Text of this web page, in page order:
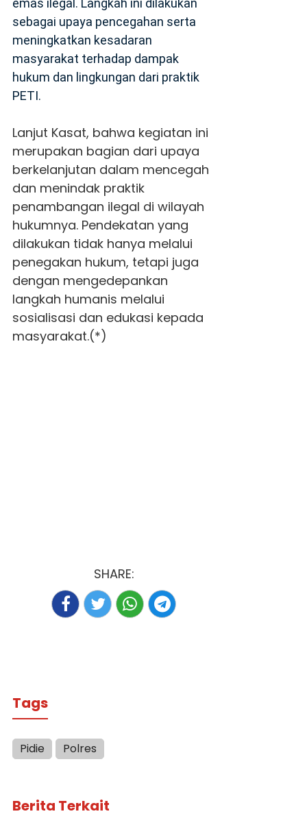
emas ilegal. Langkah ini dilakukan
sebagai upaya pencegahan serta
meningkatkan kesadaran
masyarakat terhadap dampak
hukum dan lingkungan dari praktik
PETI.
‎Lanjut Kasat, bahwa kegiatan ini
merupakan bagian dari upaya
berkelanjutan dalam mencegah
dan menindak praktik
penambangan ilegal di wilayah
hukumnya. Pendekatan yang
dilakukan tidak hanya melalui
penegakan hukum, tetapi juga
dengan mengedepankan
langkah humanis melalui
sosialisasi dan edukasi kepada
masyarakat.(*)
SHARE:
Tags
Pidie Polres
Berita Terkait